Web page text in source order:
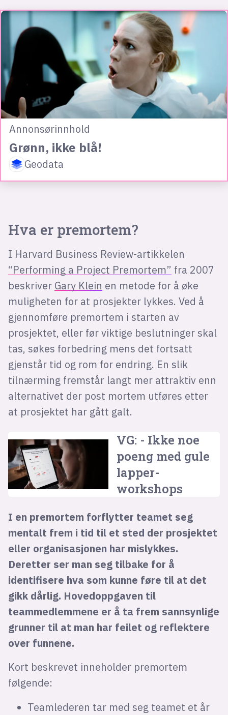
Annonsørinnhold
Grønn, ikke blå!
Geodata
Hva er premortem?
I Harvard Business Review-artikkelen
“Performing a Project Premortem” fra 2007
beskriver Gary Klein en metode for å øke
muligheten for at prosjekter lykkes. Ved å
gjennomføre premortem i starten av
prosjektet, eller før viktige beslutninger skal
tas, søkes forbedring mens det fortsatt
gjenstår tid og rom for endring. En slik
tilnærming fremstår langt mer attraktiv enn
alternativet der post mortem utføres etter
at prosjektet har gått galt.
VG: - Ikke noe
poeng med gule
lapper-
workshops
I en premortem forflytter teamet seg
mentalt frem i tid til et sted der prosjektet
eller organisasjonen har mislykkes.
Deretter ser man seg tilbake for å
identifisere hva som kunne føre til at det
gikk dårlig. Hovedoppgaven til
teammedlemmene er å ta frem sannsynlige
grunner til at man har feilet og reflektere
over funnene.
Kort beskrevet inneholder premortem
følgende:
Teamlederen tar med seg teamet et år